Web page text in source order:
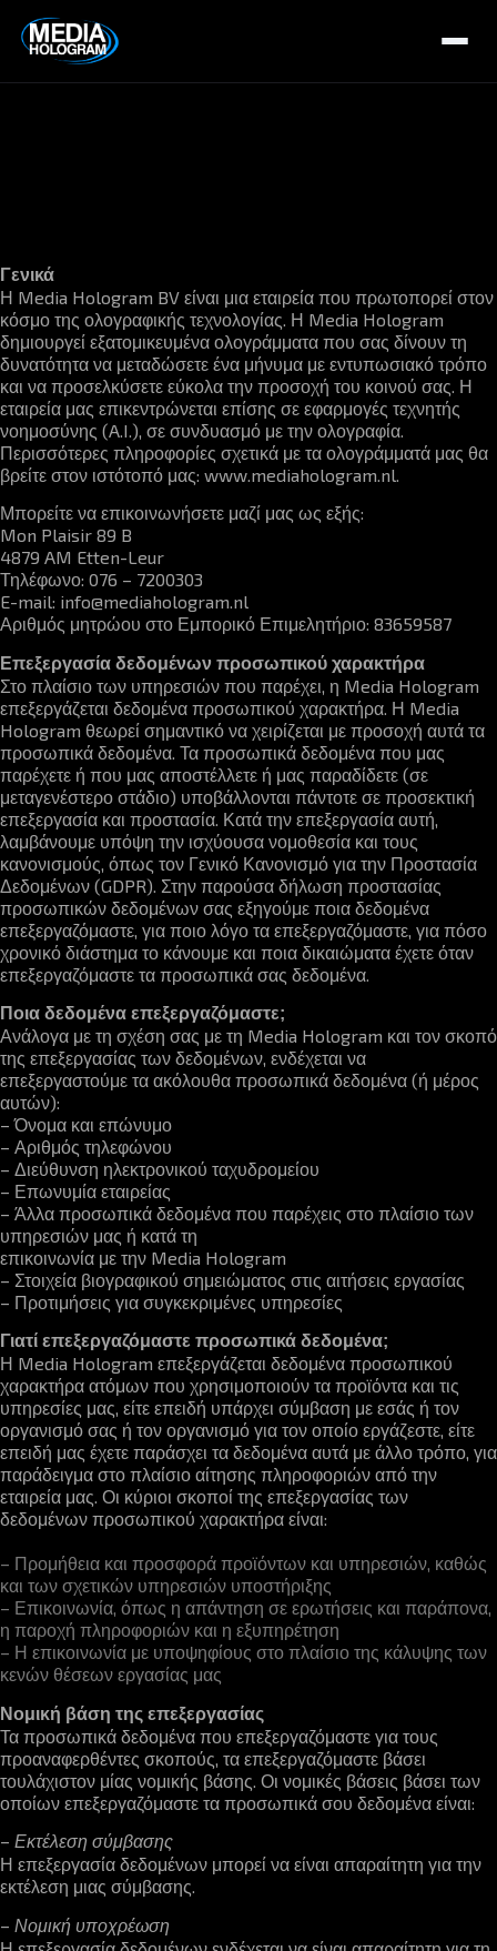
Θέσεις εργασίας
Επικοινωνία
NL / BE FR GR / CY EN
Δήλωση
Γενικά
Η Media Hologram BV είναι μια εταιρεία που πρωτοπορεί στον
κόσμο της ολογραφικής τεχνολογίας. Η Media Hologram
δημιουργεί εξατομικευμένα ολογράμματα που σας δίνουν τη
δυνατότητα να μεταδώσετε ένα μήνυμα με εντυπωσιακό τρόπο
και να προσελκύσετε εύκολα την προσοχή του κοινού σας. Η
εταιρεία μας επικεντρώνεται επίσης σε εφαρμογές τεχνητής
νοημοσύνης (A.I.), σε συνδυασμό με την ολογραφία.
Περισσότερες πληροφορίες σχετικά με τα ολογράμματά μας θα
βρείτε στον ιστότοπό μας: www.mediahologram.nl.
Μπορείτε να επικοινωνήσετε μαζί μας ως εξής:
Mon Plaisir 89 B
4879 AM Etten-Leur
Τηλέφωνο: 076 – 7200303
E-mail: info@mediahologram.nl
Αριθμός μητρώου στο Εμπορικό Επιμελητήριο: 83659587
Επεξεργασία δεδομένων προσωπικού χαρακτήρα
Στο πλαίσιο των υπηρεσιών που παρέχει, η Media Hologram
επεξεργάζεται δεδομένα προσωπικού χαρακτήρα. Η Media
Hologram θεωρεί σημαντικό να χειρίζεται με προσοχή αυτά τα
προσωπικά δεδομένα. Τα προσωπικά δεδομένα που μας
παρέχετε ή που μας αποστέλλετε ή μας παραδίδετε (σε
μεταγενέστερο στάδιο) υποβάλλονται πάντοτε σε προσεκτική
επεξεργασία και προστασία. Κατά την επεξεργασία αυτή,
λαμβάνουμε υπόψη την ισχύουσα νομοθεσία και τους
κανονισμούς, όπως τον Γενικό Κανονισμό για την Προστασία
Δεδομένων (GDPR). Στην παρούσα δήλωση προστασίας
προσωπικών δεδομένων σας εξηγούμε ποια δεδομένα
επεξεργαζόμαστε, για ποιο λόγο τα επεξεργαζόμαστε, για πόσο
χρονικό διάστημα το κάνουμε και ποια δικαιώματα έχετε όταν
επεξεργαζόμαστε τα προσωπικά σας δεδομένα.
Ποια δεδομένα επεξεργαζόμαστε;
Ανάλογα με τη σχέση σας με τη Media Hologram και τον σκοπό
της επεξεργασίας των δεδομένων, ενδέχεται να
επεξεργαστούμε τα ακόλουθα προσωπικά δεδομένα (ή μέρος
αυτών):
– Όνομα και επώνυμο
– Αριθμός τηλεφώνου
– Διεύθυνση ηλεκτρονικού ταχυδρομείου
– Επωνυμία εταιρείας
– Άλλα προσωπικά δεδομένα που παρέχεις στο πλαίσιο των
υπηρεσιών μας ή κατά τη
επικοινωνία με την Media Hologram
– Στοιχεία βιογραφικού σημειώματος στις αιτήσεις εργασίας
– Προτιμήσεις για συγκεκριμένες υπηρεσίες
Γιατί επεξεργαζόμαστε προσωπικά δεδομένα;
Η Media Hologram επεξεργάζεται δεδομένα προσωπικού
χαρακτήρα ατόμων που χρησιμοποιούν τα προϊόντα και τις
υπηρεσίες μας, είτε επειδή υπάρχει σύμβαση με εσάς ή τον
οργανισμό σας ή τον οργανισμό για τον οποίο εργάζεστε, είτε
επειδή μας έχετε παράσχει τα δεδομένα αυτά με άλλο τρόπο, για
παράδειγμα στο πλαίσιο αίτησης πληροφοριών από την
εταιρεία μας. Οι κύριοι σκοποί της επεξεργασίας των
δεδομένων προσωπικού χαρακτήρα είναι:
– Προμήθεια και προσφορά προϊόντων και υπηρεσιών, καθώς
και των σχετικών υπηρεσιών υποστήριξης
– Επικοινωνία, όπως η απάντηση σε ερωτήσεις και παράπονα,
η παροχή πληροφοριών και η εξυπηρέτηση
– Η επικοινωνία με υποψηφίους στο πλαίσιο της κάλυψης των
κενών θέσεων εργασίας μας
Νομική βάση της επεξεργασίας
Τα προσωπικά δεδομένα που επεξεργαζόμαστε για τους
προαναφερθέντες σκοπούς, τα επεξεργαζόμαστε βάσει
τουλάχιστον μίας νομικής βάσης. Οι νομικές βάσεις βάσει των
οποίων επεξεργαζόμαστε τα προσωπικά σου δεδομένα είναι:
– Εκτέλεση σύμβασης
Η επεξεργασία δεδομένων μπορεί να είναι απαραίτητη για την
εκτέλεση μιας σύμβασης.
– Νομική υποχρέωση